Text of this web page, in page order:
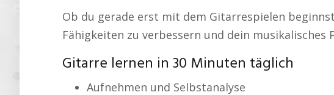
Ob du gerade erst mit dem Gitarrespielen
Fähigkeiten zu verbessern und dein musikalisches
Gitarre lernen in 30 Minuten täglich
Aufnehmen und Selbstanalyse